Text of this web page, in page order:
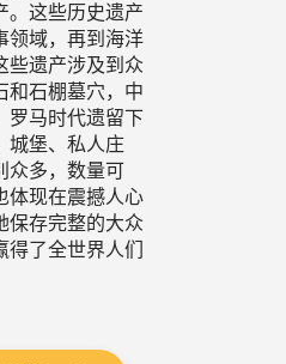
。这些历史遗产
领域，再到海洋
些遗产涉及到众
和石棚墓穴，中
罗马时代遗留下
城堡、私人庄
众多，数量可
体现在震撼人心
保存完整的大众
得了全世界人们